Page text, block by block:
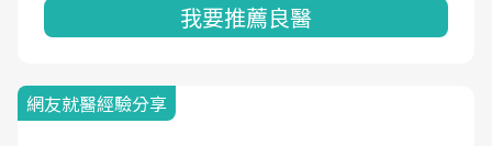
我要推薦良醫
網友就醫經驗分享